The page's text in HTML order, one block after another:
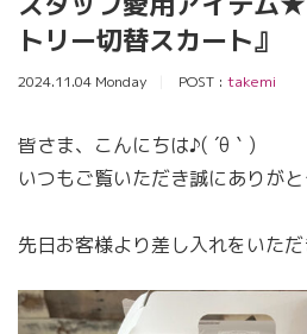
トリー切替スカート』
2024.11.04 Monday POST : takemi
皆さま、こんにちは♪( ´θ｀)
いつもご覧いただき誠にありがと
先日お客様より差し入れをいた